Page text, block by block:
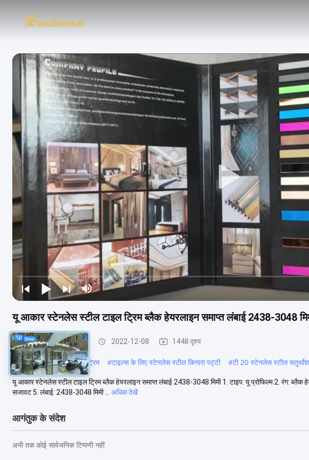
यू आकार स्टेनलेस स्टील टाइल ट्रिम ब्लैक हेयरलाइन समाप्त लंबाई 2438-3048
स्टेनलेस स्टील टाइल ट्रिम 2022-12-08 1448 दृश्य
#पीवीसी ब्रश स्टेनलेस टाइल ट्रिम #टाइल्स के लिए स्टेनलेस स्टील किनारा पट्टी #टी 20 स्टेनलेस स्टील
यू आकार स्टेनलेस स्टील टाइल ट्रिम ब्लैक हेयरलाइन समाप्त लंबाई 2438-3048 मिमी 1. टाइप: यू प्रोफिल्म 2. रंग: ब्लैक
सजावट 5. लंबाई: 2438-3048 मिमी ...
अधिक देखें
आगंतुक के संदेश
अभी तक कोई सार्वजनिक टिप्पणी नहीं